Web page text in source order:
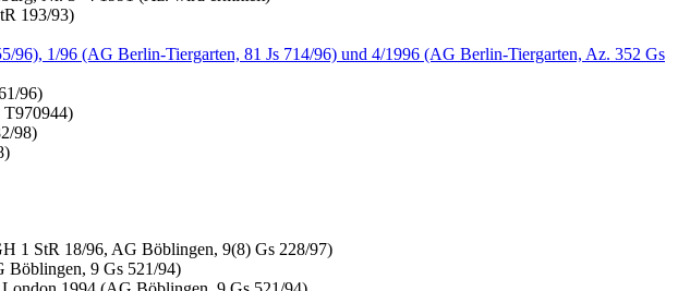
193/93)
96), 1/96 (AG Berlin-Tiergarten, 81 Js 714/96) und 4/1996 (AG Berlin-Tiergarten, Az. 352 Gs
96)
T970944)
98)
1 StR 18/96, AG Böblingen, 9(8) Gs 228/97)
Böblingen, 9 Gs 521/94)